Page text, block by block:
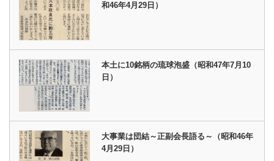
和46年4月29日）
本土に10銘柄の琉球泡盛（昭和47年7月10
日）
大事業は団結～正副会長語る～（昭和46年
4月29日）